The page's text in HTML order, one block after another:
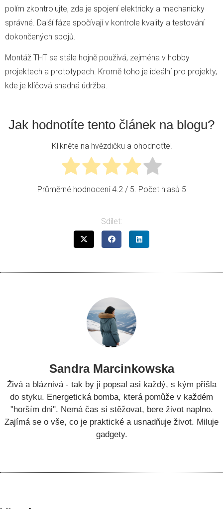
polím zkontrolujte, zda je spojení elektricky a mechanicky
správné. Další fáze spočívají v kontrole kvality a testování
dokončených spojů.
Montáž THT se stále hojně používá, zejména v hobby
projektech a prototypech. Kromě toho je ideální pro projekty,
kde je klíčová snadná údržba.
Jak hodnotíte tento článek na blogu?
Klikněte na hvězdičku a ohodnoťte!
Průměrné hodnocení4.2/ 5. Počet hlasů 5
Sdílet:
Sandra Marcinkowska
Živá a bláznivá - tak by ji popsal asi každý, s kým přišla
do styku. Energetická bomba, která pomůže v každém
"horším dni". Nemá čas si stěžovat, bere život naplno.
Zajímá se o vše, co je praktické a usnadňuje život. Miluje
gadgety.